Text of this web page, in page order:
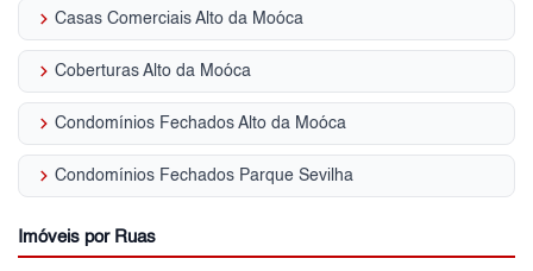
keyboard_arrow_right Casas Comerciais Alto da Moóca
keyboard_arrow_right Coberturas Alto da Moóca
keyboard_arrow_right Condomínios Fechados Alto da Moóca
keyboard_arrow_right Condomínios Fechados Parque Sevilha
Imóveis por Ruas